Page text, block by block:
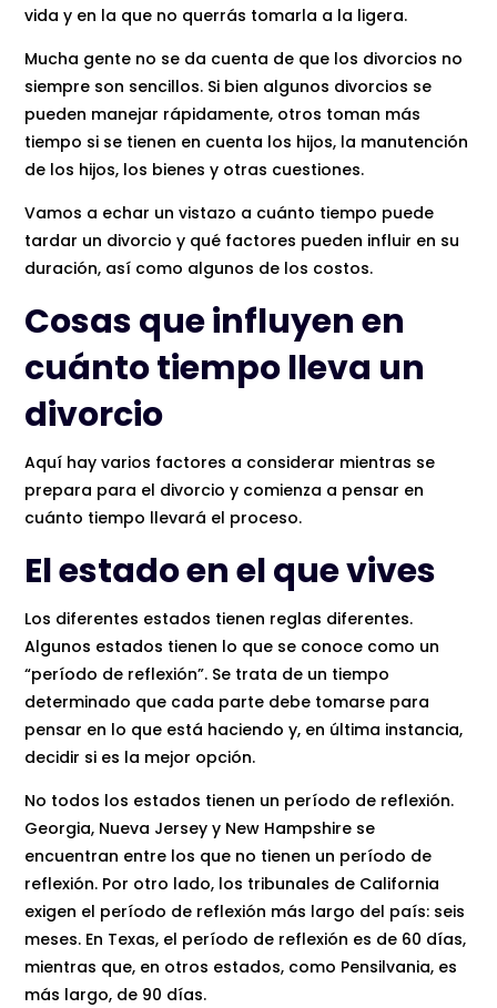
vida y en la que no querrás tomarla a la ligera.
Mucha gente no se da cuenta de que los divorcios no
siempre son sencillos. Si bien algunos divorcios se
pueden manejar rápidamente, otros toman más
tiempo si se tienen en cuenta los hijos, la manutención
de los hijos, los bienes y otras cuestiones.
Vamos a echar un vistazo a cuánto tiempo puede
tardar un divorcio y qué factores pueden influir en su
duración, así como algunos de los costos.
Cosas que influyen en
cuánto tiempo lleva un
divorcio
Aquí hay varios factores a considerar mientras se
prepara para el divorcio y comienza a pensar en
cuánto tiempo llevará el proceso.
El estado en el que vives
Los diferentes estados tienen reglas diferentes.
Algunos estados tienen lo que se conoce como un
“período de reflexión”. Se trata de un tiempo
determinado que cada parte debe tomarse para
pensar en lo que está haciendo y, en última instancia,
decidir si es la mejor opción.
No todos los estados tienen un período de reflexión.
Georgia, Nueva Jersey y New Hampshire se
encuentran entre los que no tienen un período de
reflexión. Por otro lado, los tribunales de California
exigen el período de reflexión más largo del país: seis
meses. En Texas, el período de reflexión es de 60 días,
mientras que, en otros estados, como Pensilvania, es
más largo, de 90 días.